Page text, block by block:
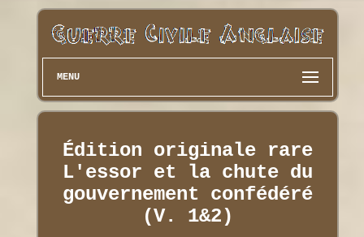
MENU
Édition originale rare
L'essor et la chute du
gouvernement confédéré
(V. 1&2)